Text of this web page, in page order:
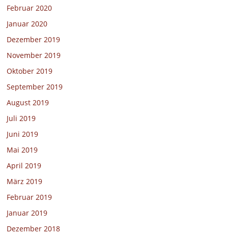
Februar 2020
Januar 2020
Dezember 2019
November 2019
Oktober 2019
September 2019
August 2019
Juli 2019
Juni 2019
Mai 2019
April 2019
März 2019
Februar 2019
Januar 2019
Dezember 2018